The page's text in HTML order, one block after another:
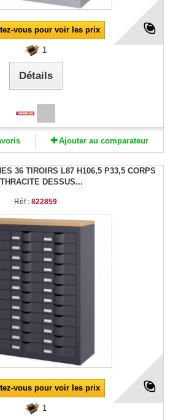
vous pour voir les prix
1
Détails
Ajouter au comparateur
36 TIROIRS L87 H106,5 P33,5 CORPS
DESSUS...
Réf : 822859
vous pour voir les prix
1